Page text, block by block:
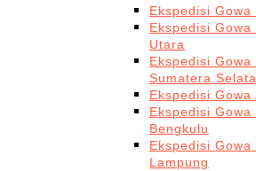
Ekspedisi
Ekspedisi
Utara
Ekspedisi Gowa
Sumatera
Ekspedisi Gowa
Ekspedisi Gowa
Bengkulu
Ekspedisi
Lampung